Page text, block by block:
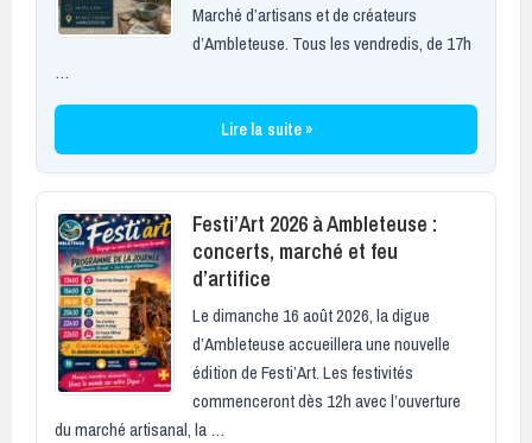
Marché d’artisans et de créateurs
d’Ambleteuse. Tous les vendredis, de 17h
…
Lire la suite »
Festi’Art 2026 à Ambleteuse :
concerts, marché et feu
d’artifice
Le dimanche 16 août 2026, la digue
d’Ambleteuse accueillera une nouvelle
édition de Festi’Art. Les festivités
commenceront dès 12h avec l’ouverture
du marché artisanal, la …